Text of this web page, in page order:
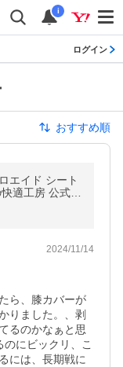
i
ログイン
おすすめ順
エイド シート
適工房 公式
ロン酸 送料
2024/11/14
ら、膝カバーが
りました。、剥
るのかなぁと思
にビックリ、こ
には、長期戦に